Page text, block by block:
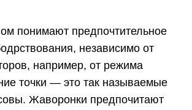
понимают предпочтительное
независимо от
например, от режима
точки — это так называемые
Жаворонки предпочитают